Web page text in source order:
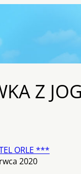
Z
ORLE ***
2020